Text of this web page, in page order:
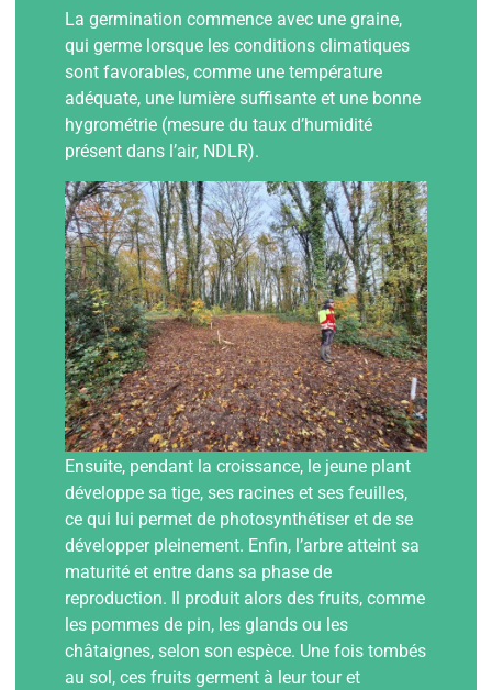
La germination commence avec une graine,
qui germe lorsque les conditions climatiques
sont favorables, comme une température
adéquate, une lumière suffisante et une bonne
hygrométrie (mesure du taux d’humidité
présent dans l’air, NDLR).
Ensuite, pendant la croissance, le jeune plant
développe sa tige, ses racines et ses feuilles,
ce qui lui permet de photosynthétiser et de se
développer pleinement. Enfin, l’arbre atteint sa
maturité et entre dans sa phase de
reproduction. Il produit alors des fruits, comme
les pommes de pin, les glands ou les
châtaignes, selon son espèce. Une fois tombés
au sol, ces fruits germent à leur tour et